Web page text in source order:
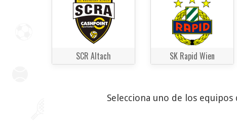
SCR Altach SK Rapid Wien
Selecciona uno de los